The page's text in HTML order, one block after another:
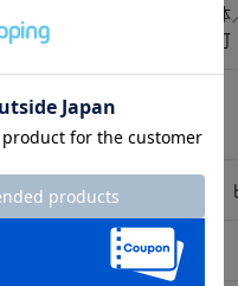
洗濯表示
本
い可
サイズ詳細
サイズ
63